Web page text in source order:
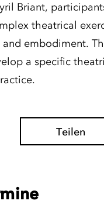
Briant,
theatrical
embodiment.
a specific
Teilen